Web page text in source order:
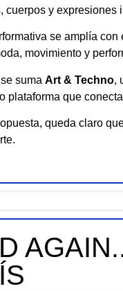
cuerpos y
se amplía
movimiento y
suma Art & Techno,
plataforma que
queda claro